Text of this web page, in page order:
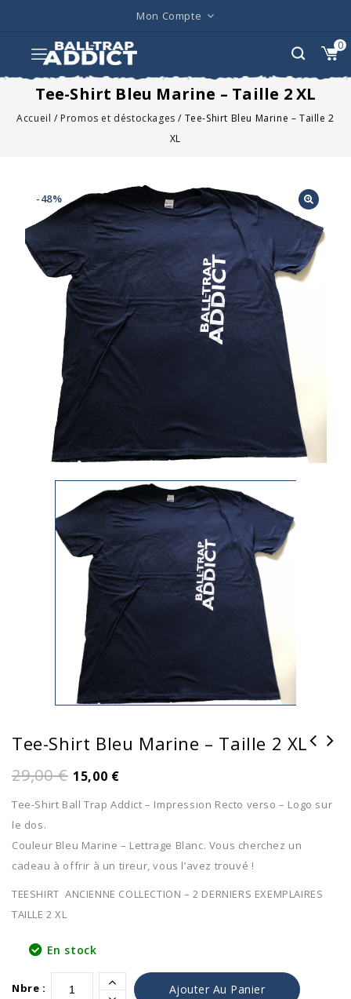
Mon Compte
0
Tee-Shirt Bleu Marine – Taille 2 XL
Accueil / Promos et déstockages / Tee-Shirt Bleu Marine – Taille 2
XL
-48%
Tee-Shirt Bleu Marine – Taille 2 XL
29,00€ 15,00 €
Tee-Shirt Ball Trap Addict – Impression Recto verso – Logo sur
le dos.
Couleur Bleu Marine – Lettrage Blanc. Vous cherchez un
cadeau à offrir à un tireur, vous l’avez trouvé !
TEESHIRT ANCIENNE COLLECTION – 2 DERNIERS EXEMPLAIRES
TAILLE 2 XL
En stock
Nbre : Ajouter Au Panier